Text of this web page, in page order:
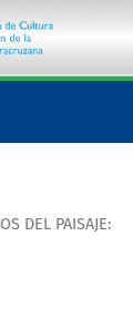
DEL PAISAJE: